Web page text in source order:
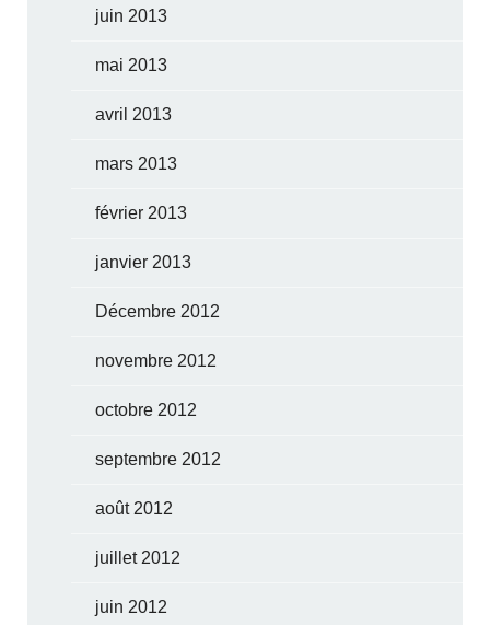
juin 2013
mai 2013
avril 2013
mars 2013
février 2013
janvier 2013
Décembre 2012
novembre 2012
octobre 2012
septembre 2012
août 2012
juillet 2012
juin 2012